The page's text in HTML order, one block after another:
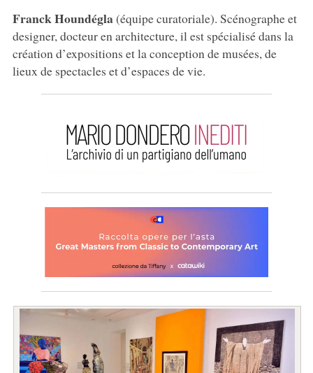
Franck Houndégla(équipe curatoriale). Scénographe et
designer, docteur en architecture, il est spécialisé dans la
création d’expositions et la conception de musées, de
lieux de spectacles et d’espaces de vie.